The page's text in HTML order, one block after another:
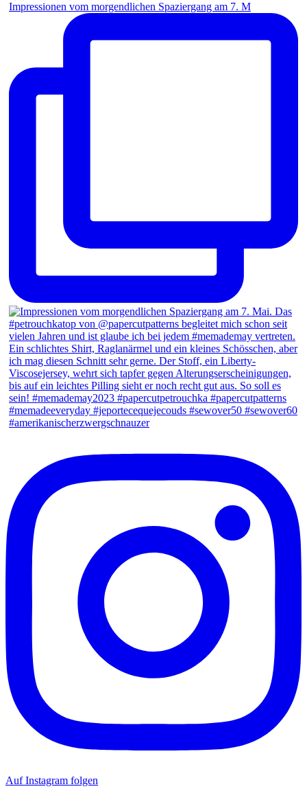
Impressionen vom morgendlichen Spaziergang am 7. M
Auf Instagram folgen